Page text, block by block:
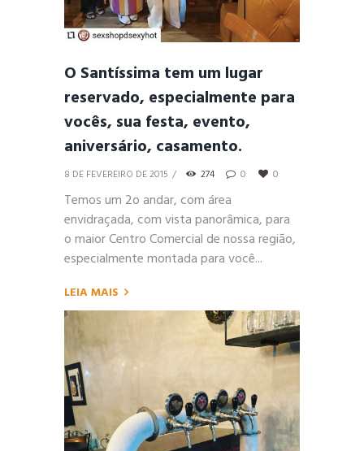
O Santíssima tem um lugar
reservado, especialmente para
vocês, sua festa, evento,
aniversário, casamento.
8 DE FEVEREIRO DE 2015 274 0 0
Temos um 2o andar, com área
envidraçada, com vista panorâmica, para
o maior Centro Comercial de nossa região,
especialmente montada para você...
LEIA MAIS